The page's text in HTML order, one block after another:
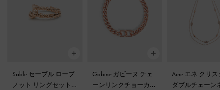
Sable セーブル ロープ
ノット リングセット-
Gabine ガビーヌ チェ
ーンリンクチョーカー
Aine エネ クリ
ダブルチェーン